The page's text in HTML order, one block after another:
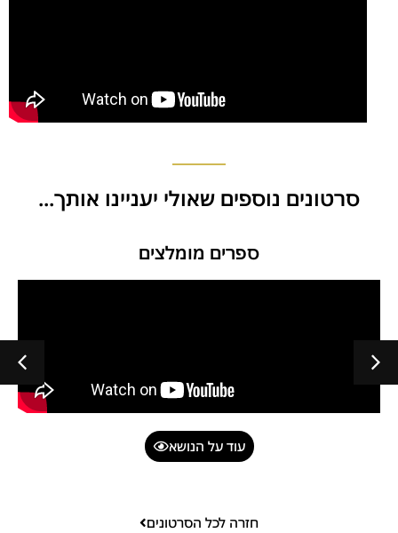
סרטונים נוספים שאולי יעניינו אותך...
ספרים מומלצים
עוד על הנושא
חזרה לכל הסרטונים